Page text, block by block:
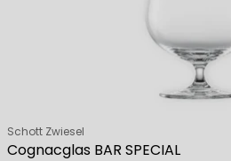
Cognacglas BAR SPECIAL
Verkäufer:
Schott Zwiesel